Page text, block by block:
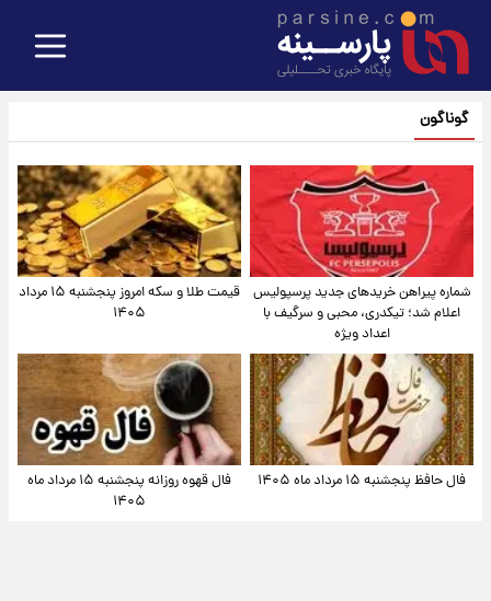
گوناگون
شماره پیراهن خریدهای جدید پرسپولیس
اعلام شد؛ تیکدری، محبی و سرگیف با
اعداد ویژه
قیمت طلا و سکه امروز پنجشنبه ۱۵ مرداد
۱۴۰۵
فال حافظ پنجشنبه ۱۵ مرداد ماه ۱۴۰۵
فال قهوه روزانه پنجشنبه ۱۵ مرداد ماه
۱۴۰۵